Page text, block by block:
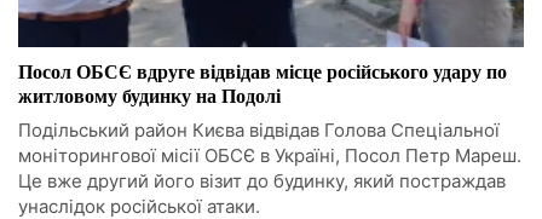
Посол ОБСЄ вдруге відвідав місце російського удару по
житловому будинку на Подолі
Подільський район Києва відвідав Голова Спеціальної
моніторингової місії ОБСЄ в Україні, Посол Петр Мареш.
Це вже другий його візит до будинку, який постраждав
унаслідок російської атаки.